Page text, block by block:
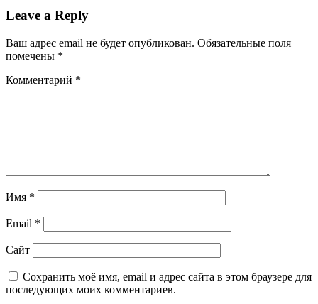
Leave a Reply
Ваш адрес email не будет опубликован. Обязательные поля
помечены *
Комментарий *
Имя *
Email *
Сайт
Сохранить моё имя, email и адрес сайта в этом браузере для
последующих моих комментариев.